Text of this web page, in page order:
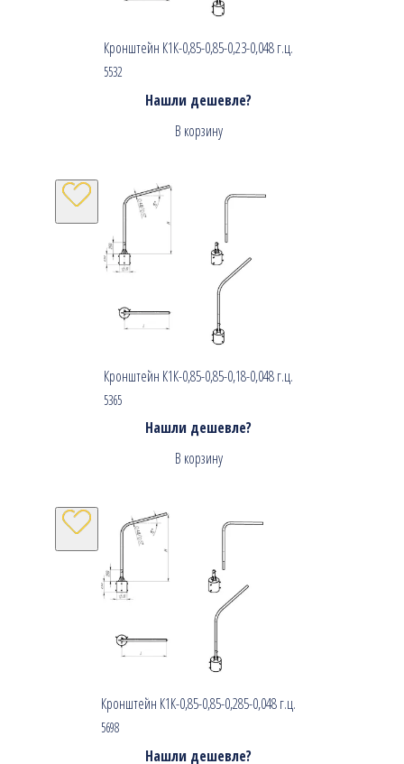
Кронштейн К1К-0,85-0,85-0,23-0,048 г.ц.
5532
Нашли дешевле?
В корзину
Кронштейн К1К-0,85-0,85-0,18-0,048 г.ц.
5365
Нашли дешевле?
В корзину
Кронштейн К1К-0,85-0,85-0,285-0,048 г.ц.
5698
Нашли дешевле?